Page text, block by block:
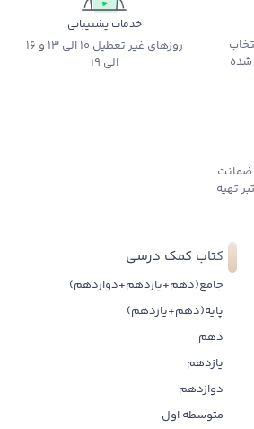
شده
خدمات پشتیبانی
روزهای غیر تعطیل 10 الی 13 و 16
الی 19
ضمانت
تهیه
کتاب کمک درسی
جامع(دهم+یازدهم+دوازدهم)
پایه(دهم+یازدهم)
دهم
یازدهم
دوازدهم
متوسطه اول